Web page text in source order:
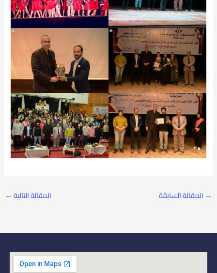
→ المقالة السابقة المقالة التالية ←